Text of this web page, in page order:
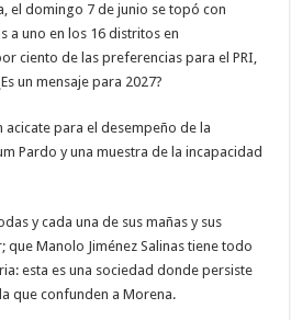
el domingo 7 de junio se topó con
a uno en los 16 distritos en
ciento de las preferencias para el PRI,
un mensaje para 2027?
acicate para el desempeño de la
Pardo y una muestra de la incapacidad
y cada una de sus mañas y sus
Manolo Jiménez Salinas tiene todo
esta es una sociedad donde persiste
que confunden a Morena.